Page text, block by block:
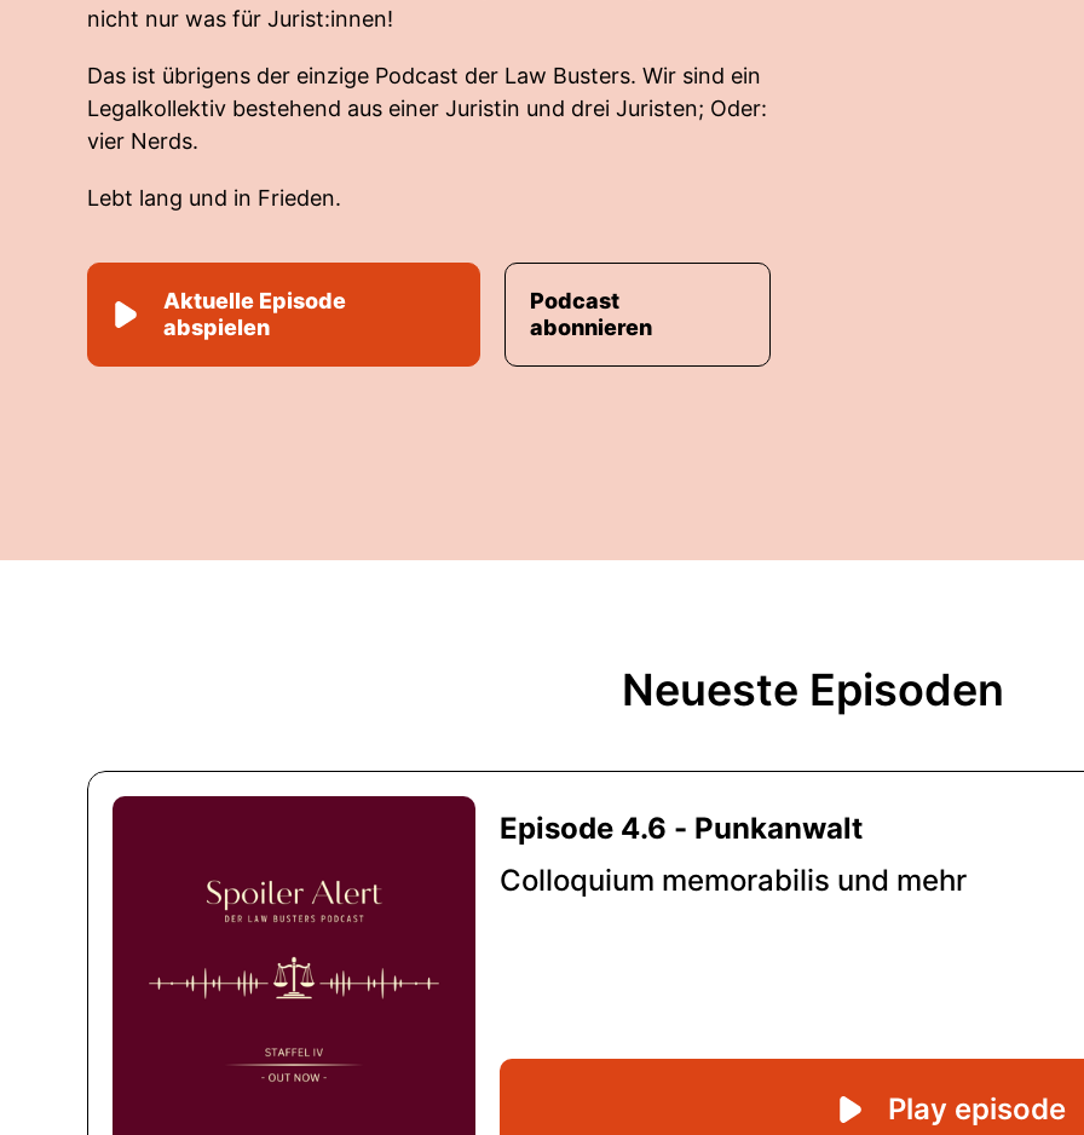
nicht nur was für Jurist:innen!
Das ist übrigens der einzige Podcast der Law Busters. Wir sind ein
Legalkollektiv bestehend aus einer Juristin und drei Juristen; Oder:
vier Nerds.
Lebt lang und in Frieden.
Aktuelle Episode
abspielen
Podcast
abonnieren
Neueste Episoden